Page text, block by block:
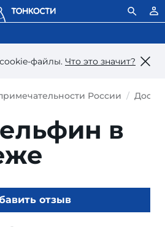
файлы. Что это значит?
России
в
отзыв